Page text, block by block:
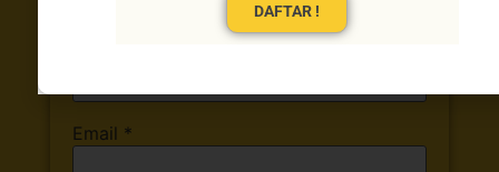
Email *
DAFTAR !